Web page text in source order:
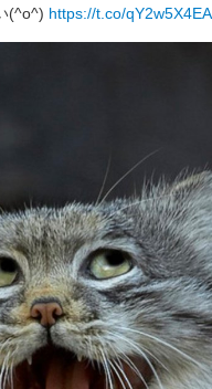
(^o^) https://t.co/